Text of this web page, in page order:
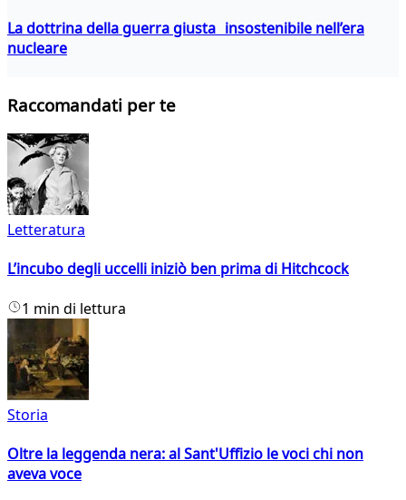
La dottrina della guerra giusta insostenibile nell’era
nucleare
Raccomandati per te
Letteratura
L’incubo degli uccelli iniziò ben prima di Hitchcock
1 min di lettura
Storia
Oltre la leggenda nera: al Sant'Uffizio le voci chi non
aveva voce